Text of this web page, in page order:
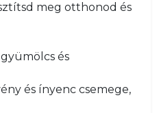
meg otthonod és
és
és ínyenc csemege,